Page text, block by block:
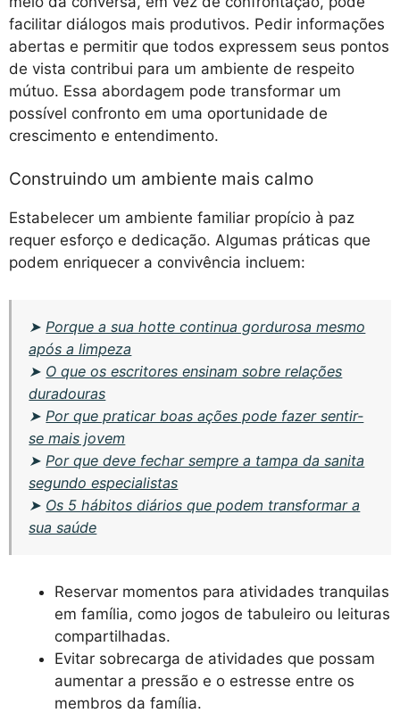
facilitar diálogos mais produtivos. Pedir informações
abertas e permitir que todos expressem seus pontos
de vista contribui para um ambiente de respeito
mútuo. Essa abordagem pode transformar um
possível confronto em uma oportunidade de
crescimento e entendimento.
Construindo um ambiente mais calmo
Estabelecer um ambiente familiar propício à paz
requer esforço e dedicação. Algumas práticas que
podem enriquecer a convivência incluem:
➤Porque a sua hotte continua gordurosa mesmo
após a limpeza
➤ O que os escritores ensinam sobre relações
duradouras
➤Por que praticar boas ações pode fazer sentir-
se mais jovem
➤Por que deve fechar sempre a tampa da sanita
segundo especialistas
➤ Os 5 hábitos diários que podem transformar a
sua saúde
Reservar momentos para atividades tranquilas
em família, como jogos de tabuleiro ou leituras
compartilhadas.
Evitar sobrecarga de atividades que possam
aumentar a pressão e o estresse entre os
membros da família.